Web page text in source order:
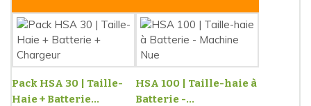
Pack HSA 30 | Taille-
Haie + Batterie...
HSA 100 | Taille-haie à
Batterie -...